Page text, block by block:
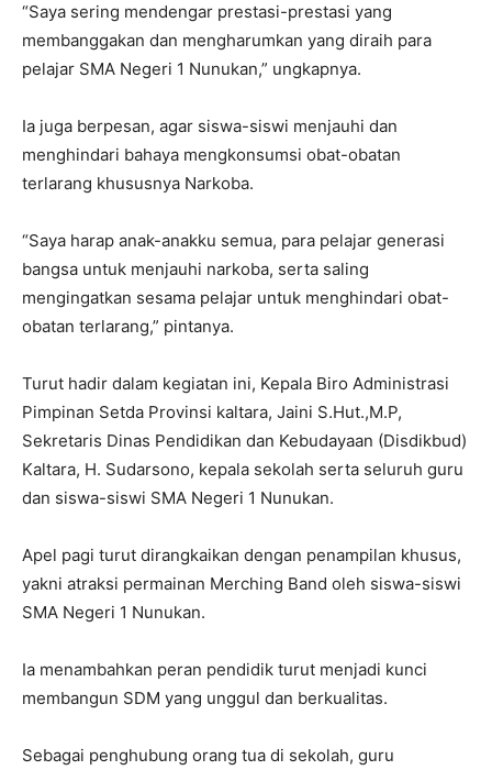
“Saya sering mendengar prestasi-prestasi yang
membanggakan dan mengharumkan yang diraih para
pelajar SMA Negeri 1 Nunukan,” ungkapnya.
Ia juga berpesan, agar siswa-siswi menjauhi dan
menghindari bahaya mengkonsumsi obat-obatan
terlarang khususnya Narkoba.
“Saya harap anak-anakku semua, para pelajar generasi
bangsa untuk menjauhi narkoba, serta saling
mengingatkan sesama pelajar untuk menghindari obat-
obatan terlarang,” pintanya.
Turut hadir dalam kegiatan ini, Kepala Biro Administrasi
Pimpinan Setda Provinsi kaltara, Jaini S.Hut.,M.P,
Sekretaris Dinas Pendidikan dan Kebudayaan (Disdikbud)
Kaltara, H. Sudarsono, kepala sekolah serta seluruh guru
dan siswa-siswi SMA Negeri 1 Nunukan.
Apel pagi turut dirangkaikan dengan penampilan khusus,
yakni atraksi permainan Merching Band oleh siswa-siswi
SMA Negeri 1 Nunukan.
Ia menambahkan peran pendidik turut menjadi kunci
membangun SDM yang unggul dan berkualitas.
Sebagai penghubung orang tua di sekolah, guru